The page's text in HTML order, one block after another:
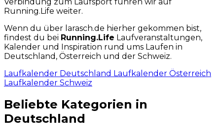
Verbindung zum Laufsport führen wir auf
Running.Life weiter.
Wenn du über larasch.de hierher gekommen bist,
findest du bei Running.Life Laufveranstaltungen,
Kalender und Inspiration rund ums Laufen in
Deutschland, Österreich und der Schweiz.
Laufkalender Deutschland Laufkalender Österreich
Laufkalender Schweiz
Beliebte Kategorien in
Deutschland